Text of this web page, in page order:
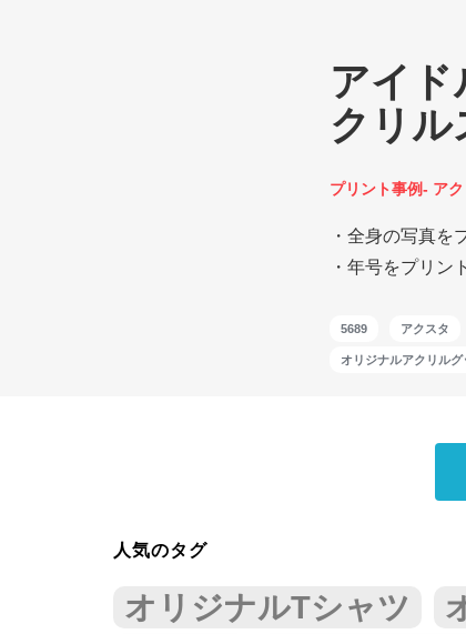
アイド
クリル
プリント事例- ア
・全身の写真を
・年号をプリン
5689 アクスタ
オリジナルアクリルグ
人気のタグ
オリジナルTシャツ